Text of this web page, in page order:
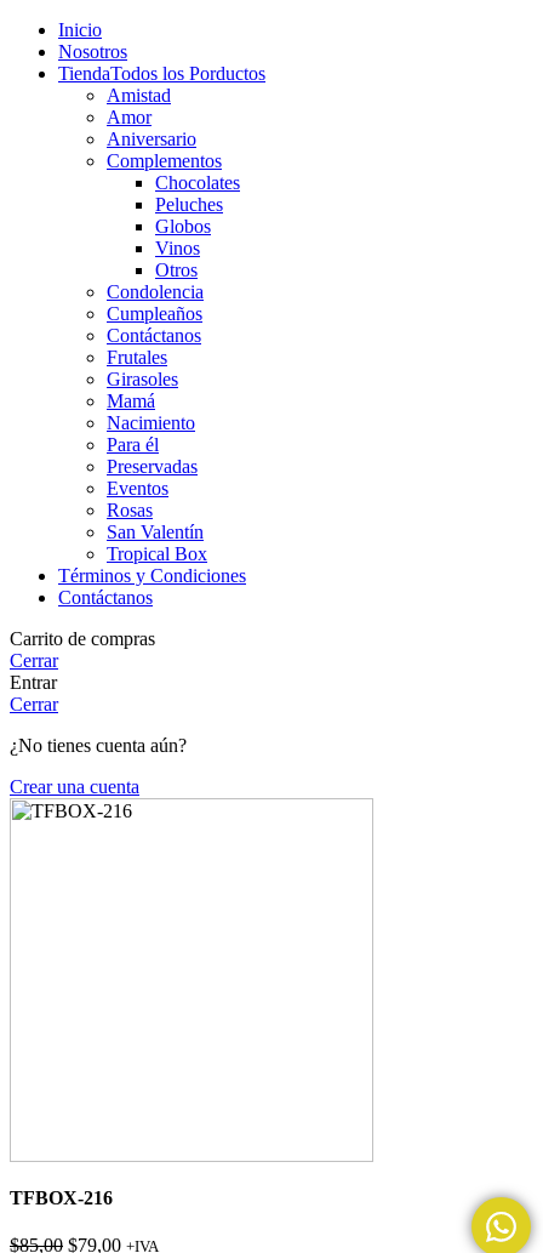
Inicio
Nosotros
TiendaTodos los Porductos
Amistad
Amor
Aniversario
Complementos
Chocolates
Peluches
Globos
Vinos
Otros
Condolencia
Cumpleaños
Contáctanos
Frutales
Girasoles
Mamá
Nacimiento
Para él
Preservadas
Eventos
Rosas
San Valentín
Tropical Box
Términos y Condiciones
Contáctanos
Carrito de compras
Cerrar
Entrar
Cerrar
¿No tienes cuenta aún?
Crear una cuenta
TFBOX-216
$85,00 El
$79,00El+IVA